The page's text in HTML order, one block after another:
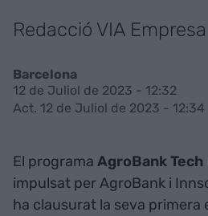
Redacció VIA Empresa
Barcelona
12 de Juliol de 2023 - 12:32
Act. 12 de Juliol de 2023 - 12:34
El programa AgroBank
impulsat per AgroBank i
ha clausurat la seva primera